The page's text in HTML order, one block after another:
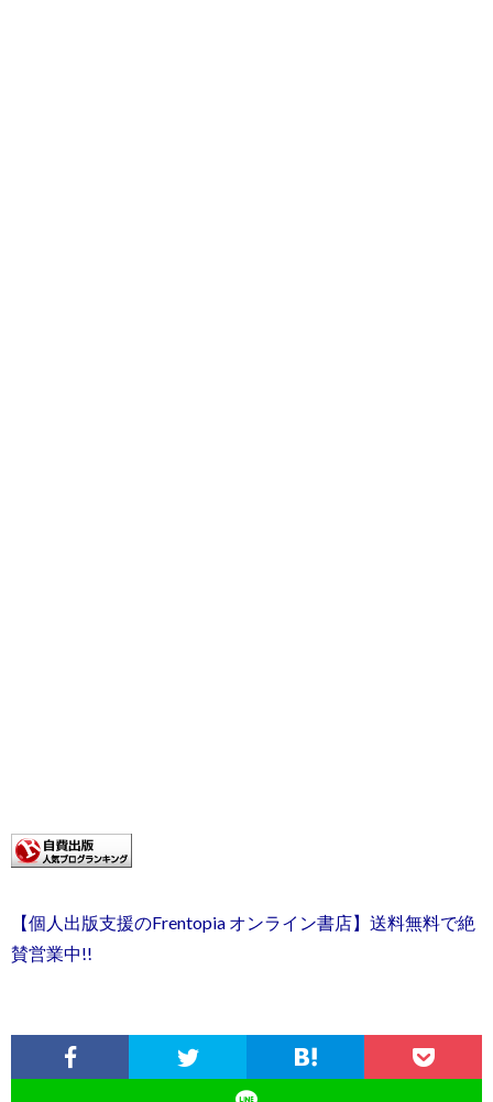
【個人出版支援のFrentopia オンライン書店】送料無料で絶
賛営業中!!